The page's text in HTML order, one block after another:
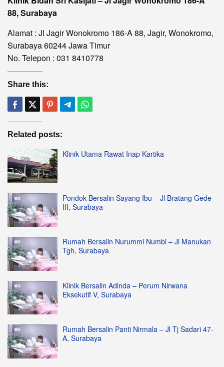
88, Surabaya
Alamat : Jl Jagir Wonokromo 186-A 88, Jagir, Wonokromo,
Surabaya 60244 Jawa Timur
No. Telepon : 031 8410778
Share this:
Related posts:
Klinik Utama Rawat Inap Kartika
Pondok Bersalin Sayang Ibu – Jl Bratang Gede
III, Surabaya
Rumah Bersalin Nurummi Numbi – Jl Manukan
Tgh, Surabaya
Klinik Bersalin Adinda – Perum Nirwana
Eksekutif V, Surabaya
Rumah Bersalin Panti Nirmala – Jl Tj Sadari 47-
A, Surabaya